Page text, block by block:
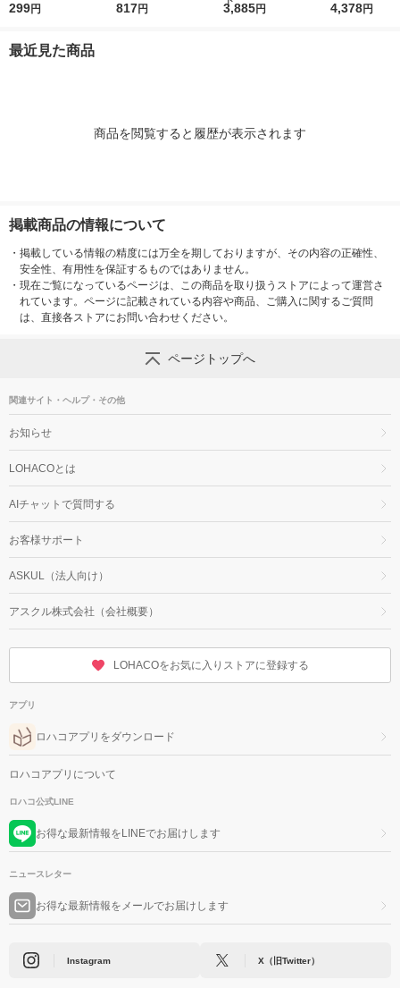
うちで実験! モコモコ
299円
り罫線・カラー表紙 A
817円
ロックス ブロックジ
3,885円 4,378円
最近見た商品
商品を閲覧すると履歴が表示されます
掲載商品の情報について
・ 掲載している情報の精度には万全を期しておりますが、その内容の正確性、
安全性、有用性を保証するものではありません。
・ 現在ご覧になっているページは、この商品を取り扱うストアによって運営さ
れています。ページに記載されている内容や商品、ご購入に関するご質問
は、直接各ストアにお問い合わせください。
ページトップへ
関連サイト・ヘルプ・その他
お知らせ
LOHACOとは
AIチャットで質問する
お客様サポート
ASKUL（法人向け）
アスクル株式会社（会社概要）
LOHACOをお気に入りストアに登録する
アプリ
ロハコアプリをダウンロード
ロハコアプリについて
ロハコ公式LINE
お得な最新情報をLINEでお届けします
ニュースレター
お得な最新情報をメールでお届けします
Instagram X（旧Twitter）